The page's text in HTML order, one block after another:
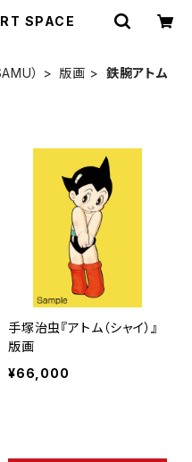
SPACE
） 版画 鉄腕アトム
手塚治虫『アトム（シャイ）』
版画
¥66,000